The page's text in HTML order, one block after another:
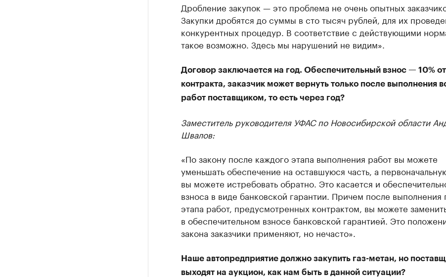
Дробление закупок — это проблема не очень опытных
Закупки дробятся до суммы в сто тысяч рублей, для их
конкурентных процедур. В соответствие с действующими
такое возможно. Здесь мы нарушений не видим».
Договор заключается на год. Обеспечительный взнос — 10%
контракта, заказчик может вернуть только после выполнения
работ поставщиком, то есть через год?
Заместитель руководителя УФАС по Новосибирской области
Швалов:
«По закону после каждого этапа выполнения работ вы можете
уменьшать обеспечение на оставшуюся часть, а
вы можете истребовать обратно. Это касается и
взноса в виде банковской гарантии. Причем после выполнения
этапа работ, предусмотренных контрактом, вы можете
в обеспечительном взносе банковской гарантией. Это
закона заказчики применяют, но нечасто».
Наше автопредприятие должно закупить газ-метан, но
выходят на аукцион, как нам быть в данной ситуации?